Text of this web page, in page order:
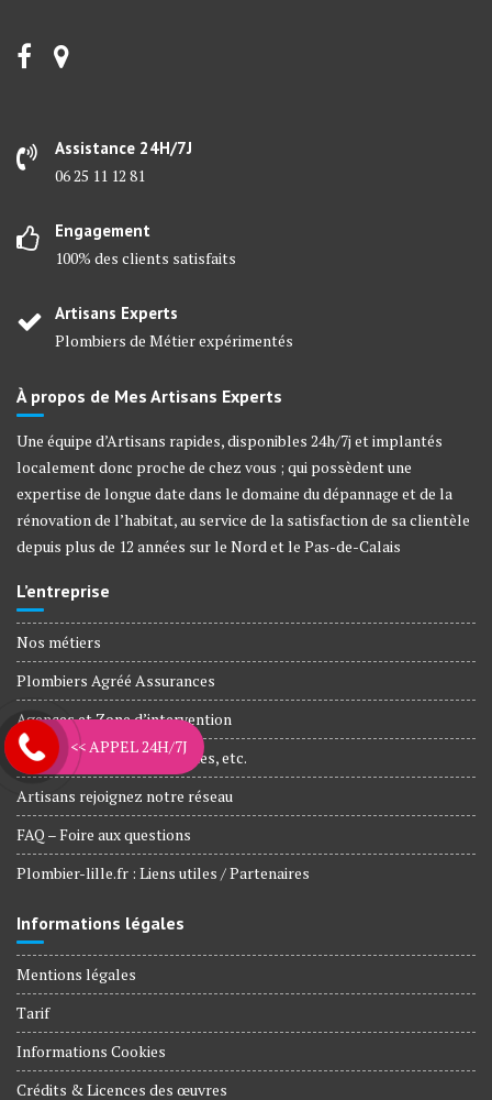
Assistance 24H/7J
06 25 11 12 81
Engagement
100% des clients satisfaits
Artisans Experts
Plombiers de Métier expérimentés
À propos de Mes Artisans Experts
Une équipe d’Artisans rapides, disponibles 24h/7j et implantés
localement donc proche de chez vous ; qui possèdent une
expertise de longue date dans le domaine du dépannage et de la
rénovation de l’habitat, au service de la satisfaction de sa clientèle
depuis plus de 12 années sur le Nord et le Pas-de-Calais
L’entreprise
Nos métiers
Plombiers Agréé Assurances
Agences et Zone d’intervention
Nos engagements, Garanties, etc.
Artisans rejoignez notre réseau
FAQ – Foire aux questions
Plombier-lille.fr : Liens utiles / Partenaires
Informations légales
Mentions légales
Tarif
Informations Cookies
Crédits & Licences des œuvres
<< APPEL 24H/7J